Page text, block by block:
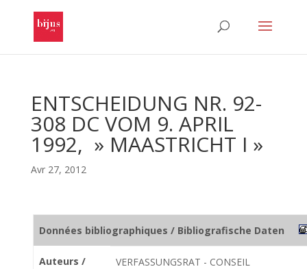
ENTSCHEIDUNG NR. 92-
308 DC VOM 9. APRIL
1992, » MAASTRICHT I »
Avr 27, 2012
Données bibliographiques / Bibliografische Daten
Auteurs /
VERFASSUNGSRAT - CONSEIL